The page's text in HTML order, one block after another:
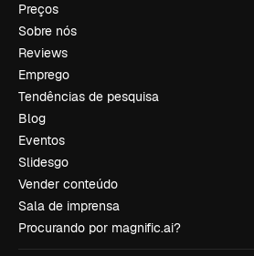
Preços
Sobre nós
Reviews
Emprego
Tendências de pesquisa
Blog
Eventos
Slidesgo
Vender conteúdo
Sala de imprensa
Procurando por magnific.ai?